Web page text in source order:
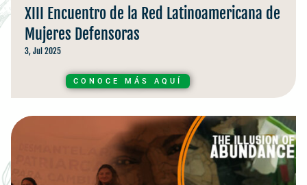
XIII Encuentro de la Red Latinoamericana de
Mujeres Defensoras
3, Jul 2025
CONOCE MÁS AQUÍ